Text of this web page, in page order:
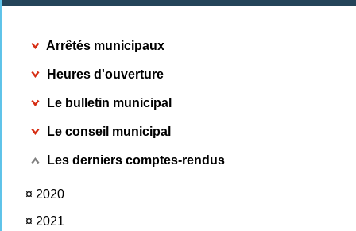
Arrêtés municipaux
Heures d'ouverture
Le bulletin municipal
Le conseil municipal
Les derniers comptes-rendus
¤ 2020
¤ 2021